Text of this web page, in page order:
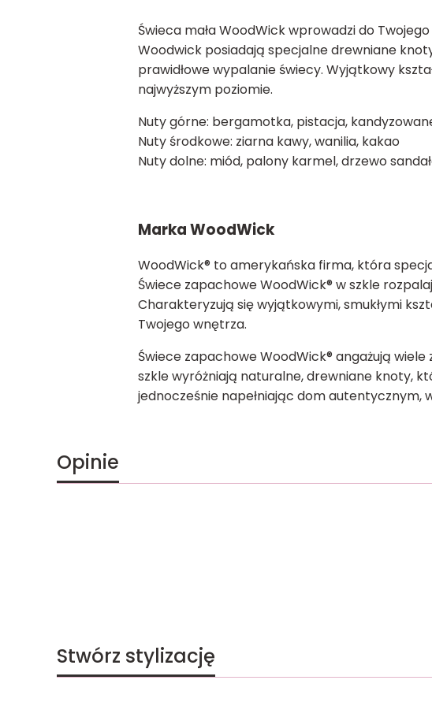
Świeca mała WoodWick wprowadzi do
Woodwick posiadają specjalne drewniane
prawidłowe wypalanie świecy. Wyjątkowy
najwyższym poziomie.
Nuty górne: bergamotka, pistacja,
Nuty środkowe: ziarna kawy, wanilia, kakao
Nuty dolne: miód, palony karmel, drzewo
Marka WoodWick
WoodWick® to amerykańska firma, która
Świece zapachowe WoodWick® w szkle
Charakteryzują się wyjątkowymi, smukłymi
Twojego wnętrza.
Świece zapachowe WoodWick® angażują
szkle wyróżniają naturalne, drewniane knoty,
jednocześnie napełniając dom autentycznym,
Opinie
Stwórz stylizację